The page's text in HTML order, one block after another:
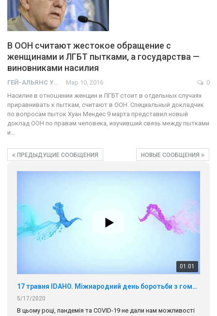
В ООН считают жестокое обращение с
женщинами и ЛГБТ пытками, а государства —
виновниками насилия
ГЕЙ-АЛЬЯНС УКРАИНА Мар 10, 2016
0
Насилие в отношении женщин и ЛГБТ стоит в отдельных случаях
приравнивать к пыткам, считают в ООН. Специальный докладчик
по вопросам пыток Хуан Мендес 9 марта представил новый
доклад ООН по правам человека, изучивший связь между пытками
и…
ПРЕДЫДУЩИЕ СООБЩЕНИЯ НОВЫЕ СООБЩЕНИЯ
01:01
17 травня IDAHO. Міжнародний день боротьби з гомофобією трансфобією і біфобія.
5/17/2020
В цьому році, пандемія та COVІD-19 не дали нам можливості